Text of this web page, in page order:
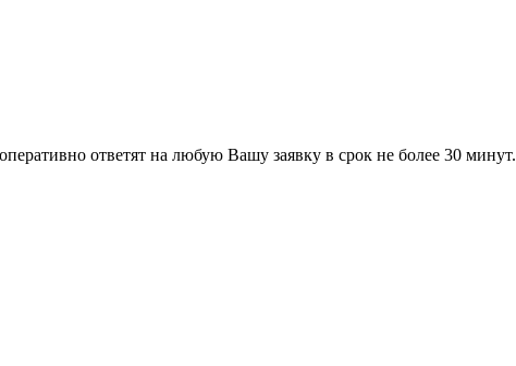
ответят на любую Вашу заявку в срок не более 30 минут.